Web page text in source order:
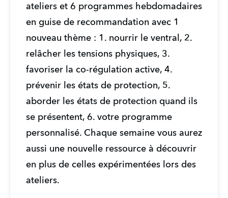
ateliers et 6 programmes hebdomadaires
en guise de recommandation avec 1
nouveau thème : 1. nourrir le ventral, 2.
relâcher les tensions physiques, 3.
favoriser la co-régulation active, 4.
prévenir les états de protection, 5.
aborder les états de protection quand ils
se présentent, 6. votre programme
personnalisé. Chaque semaine vous aurez
aussi une nouvelle ressource à découvrir
en plus de celles expérimentées lors des
ateliers.